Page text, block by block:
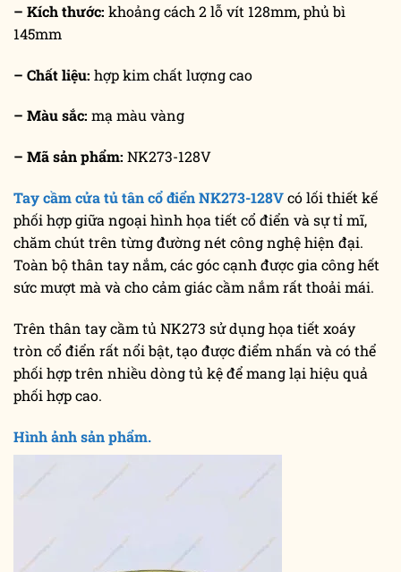
– Kích thước: khoảng cách 2 lỗ vít 128mm, phủ bì
145mm
– Chất liệu: hợp kim chất lượng cao
– Màu sắc: mạ màu vàng
– Mã sản phẩm: NK273-128V
Tay cầm cửa tủ tân cổ điển NK273-128Vcó lối thiết kế
phối hợp giữa ngoại hình họa tiết cổ điển và sự tỉ mĩ,
chăm chút trên từng đường nét công nghệ hiện đại.
Toàn bộ thân tay nắm, các góc cạnh được gia công hết
sức mượt mà và cho cảm giác cầm nắm rất thoải mái.
Trên thân tay cầm tủ NK273 sử dụng họa tiết xoáy
tròn cổ điển rất nổi bật, tạo được điểm nhấn và có thể
phối hợp trên nhiều dòng tủ kệ để mang lại hiệu quả
phối hợp cao.
Hình ảnh sản phẩm.